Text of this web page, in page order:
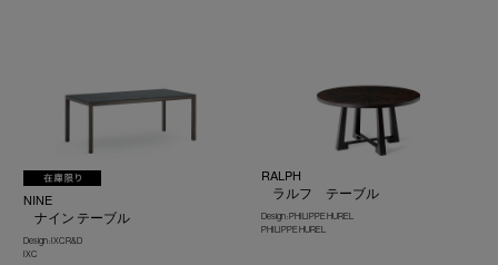
NINE
ナイン テーブル
Design : IXC R&D
IXC
RALPH
ラルフ テーブル
Design : PHILIPPE HUREL
PHILIPPE HUREL